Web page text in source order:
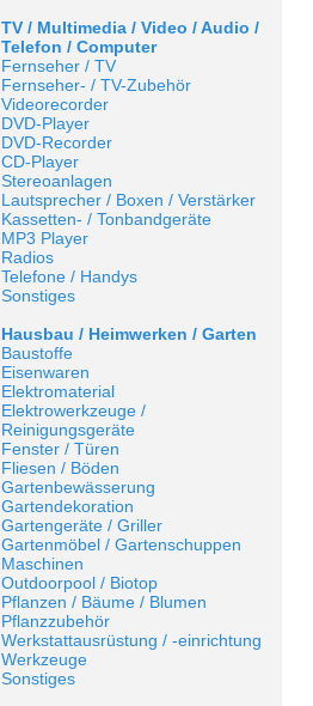
TV / Multimedia / Video / Audio /
Telefon / Computer
Fernseher / TV
Fernseher- / TV-Zubehör
Videorecorder
DVD-Player
DVD-Recorder
CD-Player
Stereoanlagen
Lautsprecher / Boxen / Verstärker
Kassetten- / Tonbandgeräte
MP3 Player
Radios
Telefone / Handys
Sonstiges
Hausbau / Heimwerken / Garten
Baustoffe
Eisenwaren
Elektromaterial
Elektrowerkzeuge /
Reinigungsgeräte
Fenster / Türen
Fliesen / Böden
Gartenbewässerung
Gartendekoration
Gartengeräte / Griller
Gartenmöbel / Gartenschuppen
Maschinen
Outdoorpool / Biotop
Pflanzen / Bäume / Blumen
Pflanzzubehör
Werkstattausrüstung / -einrichtung
Werkzeuge
Sonstiges